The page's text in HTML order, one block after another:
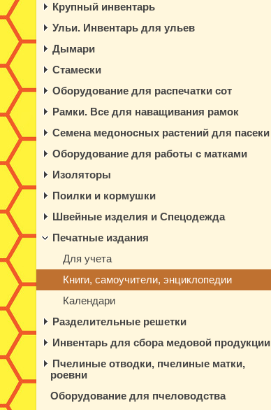
Крупный инвентарь
Ульи. Инвентарь для ульев
Дымари
Стамески
Оборудование для распечатки сот
Рамки. Все для наващивания рамок
Семена медоносных растений для пасеки
Оборудование для работы с матками
Изоляторы
Поилки и кормушки
Швейные изделия и Спецодежда
Печатные издания
Для учета
Книги, самоучители, энциклопедии
Календари
Разделительные решетки
Инвентарь для сбора медовой продукции
Пчелиные отводки, пчелиные матки,
роевни
Оборудование для пчеловодства